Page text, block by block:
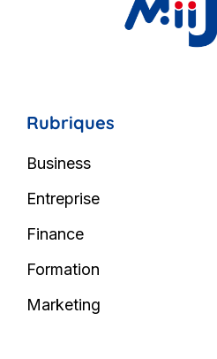
Rubriques
Business
Entreprise
Finance
Formation
Marketing